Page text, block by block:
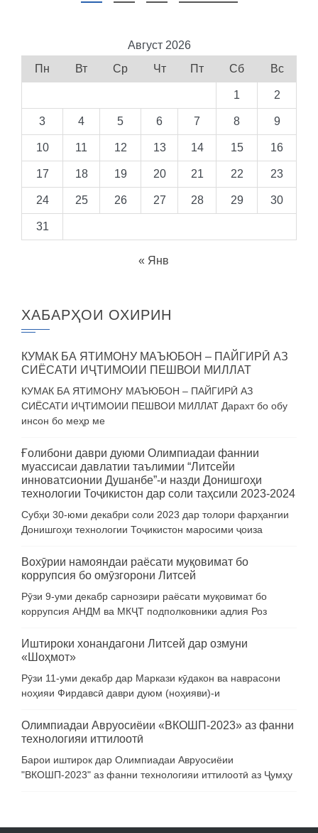
Август 2026
Пн
Вт Ср Чт Пт Сб Вс
1 2
3 4 5 6 7 8 9
10 11 12 13 14 15 16
17 18 19 20 21 22 23
24 25 26 27 28 29 30
31
« Янв
ХАБАРҲОИ ОХИРИН
КУМАК БА ЯТИМОНУ МАЪЮБОН – ПАЙГИРӢ АЗ
СИЁСАТИ ИҶТИМОИИ ПЕШВОИ МИЛЛАТ
КУМАК БА ЯТИМОНУ МАЪЮБОН – ПАЙГИРӢ АЗ
СИЁСАТИ ИҶТИМОИИ ПЕШВОИ МИЛЛАТ Дарахт бо обу
инсон бо меҳр ме
Ғолибони даври дуюми Олимпиадаи фаннии
муассисаи давлатии таълимии “Литсейи
инноватсионии Душанбе”-и назди Донишгоҳи
технологии Тоҷикистон дар соли таҳсили 2023-2024
Субҳи 30-юми декабри соли 2023 дар толори фарҳангии
Донишгоҳи технологии Тоҷикистон маросими ҷоиза
Вохӯрии намояндаи раёсати муқовимат бо
коррупсия бо омӯзгорони Литсей
Рӯзи 9-уми декабр сарнозири раёсати муқовимат бо
коррупсия АНДМ ва МКҶТ подполковники адлия Роз
Иштироки хонандагони Литсей дар озмуни
«Шоҳмот»
Рӯзи 11-уми декабр дар Маркази кӯдакон ва наврасони
ноҳияи Фирдавсӣ даври дуюм (ноҳияви)-и
Олимпиадаи Авруосиёии «ВКОШП-2023» аз фанни
технологияи иттилоотӣ
Барои иштирок дар Олимпиадаи Авруосиёии
"ВКОШП-2023" аз фанни технологияи иттилоотӣ аз Ҷумҳу